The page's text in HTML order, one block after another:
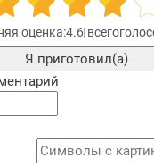
4.6
Я приготовил(а)